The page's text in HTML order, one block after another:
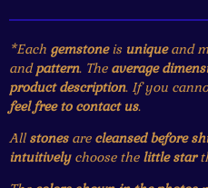
*Each gemstoneis uniqueand
andpattern. The average
product description. If you
feel free to contact us.
Allstonesare cleansed before
intuitivelychoose the little star